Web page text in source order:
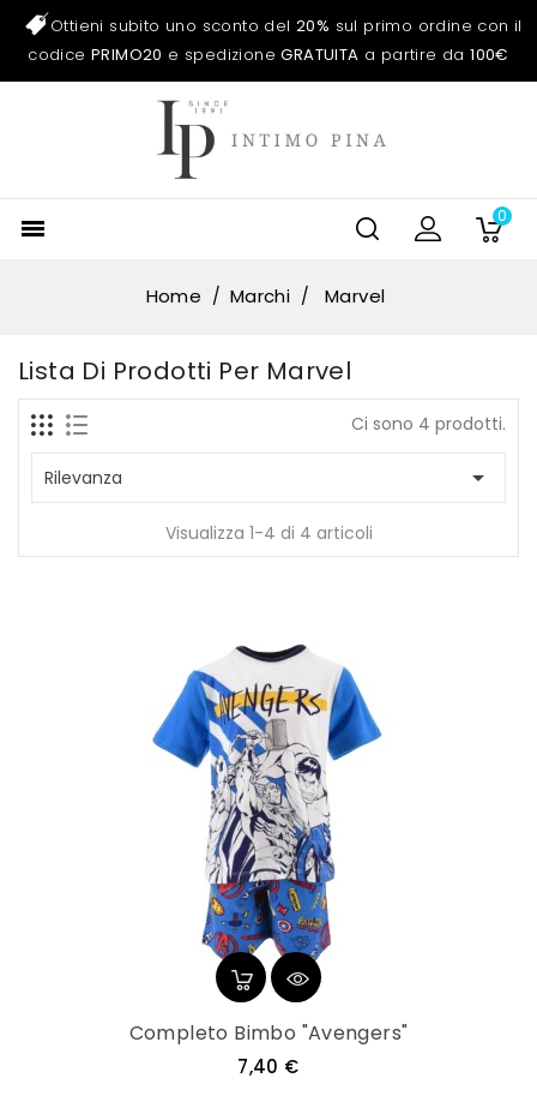
Ottieni subito uno sconto del20% sul primo ordine con il
codice PRIMO20 e spedizioneGRATUITA a partire da100€
 0
Home Marchi Marvel
Lista Di Prodotti Per Marvel
Ci sono 4 prodotti.
Rilevanza 
Visualizza 1-4 di 4 articoli
Completo Bimbo "Avengers"
7,40 €Prezzo